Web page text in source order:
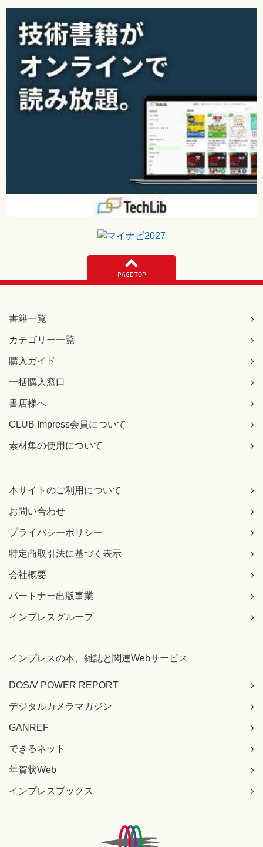
PAGE TOP
書籍一覧
カテゴリー一覧
購入ガイド
一括購入窓口
書店様へ
CLUB Impress会員について
素材集の使用について
本サイトのご利用について
お問い合わせ
プライバシーポリシー
特定商取引法に基づく表示
会社概要
パートナー出版事業
インプレスグループ
インプレスの本、雑誌と関連Webサービス
DOS/V POWER REPORT
デジタルカメラマガジン
GANREF
できるネット
年賀状Web
インプレスブックス